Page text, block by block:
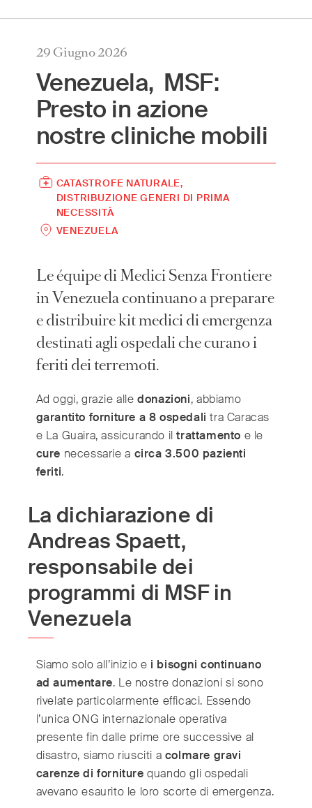
29 Giugno 2026
Venezuela, MSF:
Presto in azione
nostre cliniche mobili
CATASTROFE NATURALE
DISTRIBUZIONE GENERI DI PRIMA
NECESSITÀ
VENEZUELA
Le équipe di Medici Senza Frontiere
in Venezuela continuano a preparare
e distribuire kit medici di emergenza
destinati agli ospedali che curano i
feriti dei terremoti.
Ad oggi, grazie alledonazioni, abbiamo
garantito forniture a 8 ospedali tra Caracas
e La Guaira, assicurando il trattamento e le
cure necessarie a circa 3.500 pazienti
feriti.
La dichiarazione di
Andreas Spaett,
responsabile dei
programmi di MSF in
Venezuela
Siamo solo all’inizio e i bisogni continuano
ad aumentare. Le nostre donazioni si sono
rivelate particolarmente efficaci. Essendo
l’unica ONG internazionale operativa
presente fin dalle prime ore successive al
disastro, siamo riusciti a colmare gravi
carenze di forniture quando gli ospedali
avevano esaurito le loro scorte di emergenza.
International (English)
Australia (English)
Austria (Deutsch)
Belgium (Nederlands/Français)
Czech Republic (Česky/English)
Denmark (Dansk)
France (Français)
Greece (ελληνικά)
Hong Kong (繁體中文)
India (English)
Ireland (English)
Italy (Italiano)
Luxembourg (Français)
Mexico (Español)
Myanmar (English/ မြန်မာစာ)
Russia (Русский)
South Africa (English)
South East Asia (汉语/English)
South Korea (한국어)
Spain (Español)
Sweden (Svenska)
United Kingdom
United Arab Emirates
United States (English)